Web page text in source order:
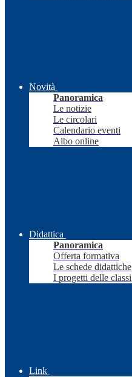
Novità
Panoramica
Le notizie
Le circolari
Calendario eventi
Albo online
Didattica
Panoramica
Offerta formativa
Le schede didattiche
I progetti delle classi
Link